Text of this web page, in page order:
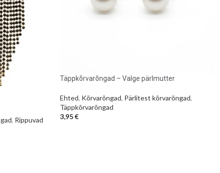
, Rippuvad
Täppkõrvarõngad – Valge pärlmutter
Ehted, Kõrvarõngad, Pärlitest kõrvarõngad,
Täppkõrvarõngad
3,95€